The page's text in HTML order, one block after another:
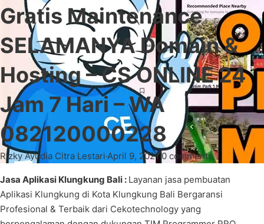
Gratis Maintenance
SELAMANYA Domain &
Hosting – CS ONLINE 24
Jam 7 Hari – WA
082120000228
Rizky Ayudia Citra Lestari·April 9, 2021·0 comments
Jasa Aplikasi Klungkung Bali : Layanan jasa pembuatan
Aplikasi Klungkung di Kota Klungkung Bali Bergaransi
Profesional & Terbaik dari Cekotechnology yang